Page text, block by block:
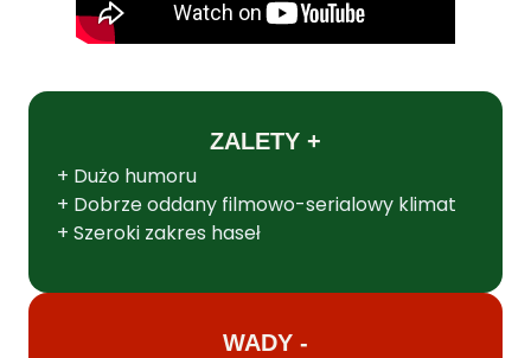
ZALETY +
+ Dużo humoru
+ Dobrze oddany filmowo-serialowy klimat
+ Szeroki zakres haseł
WADY -